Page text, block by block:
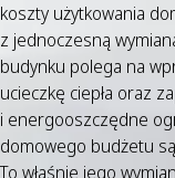
koszty użytkowania
z jednoczesną
budynku polega na
ucieczkę ciepła oraz
i energooszczędne
domowego budżetu
To właśnie jego